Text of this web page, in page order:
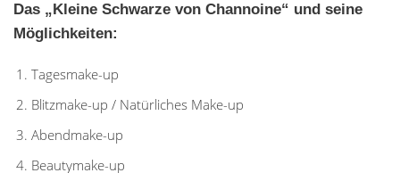
Das „Kleine Schwarze von Channoine“ und seine
Möglichkeiten:
Tagesmake-up
Blitzmake-up / Natürliches Make-up
Abendmake-up
Beautymake-up